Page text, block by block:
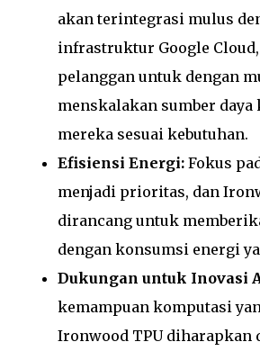
akan terintegrasi mulus
infrastruktur Google
pelanggan untuk dengan
menskalakan sumber
mereka sesuai kebutuhan.
Efisiensi Energi: Fokus
menjadi prioritas, dan
dirancang untuk
dengan konsumsi energi
Dukungan untuk Inovasi
kemampuan komputasi
Ironwood TPU diharapkan